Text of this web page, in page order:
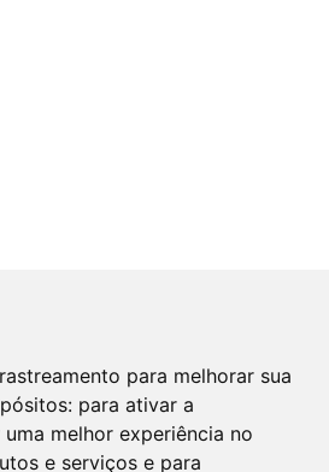
para melhorar sua
para ativar a
melhor experiência no
e serviços e para